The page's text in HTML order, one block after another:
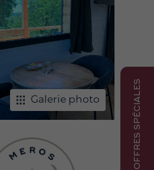
Galerie photo OFFRES SPÉCIALES